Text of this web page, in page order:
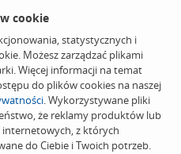
cookie
statystycznych i
Możesz zarządzać plikami
Więcej informacji na temat
do plików cookies na naszej
. Wykorzystywane pliki
że reklamy produktów lub
internetowych, z których
do Ciebie i Twoich potrzeb.